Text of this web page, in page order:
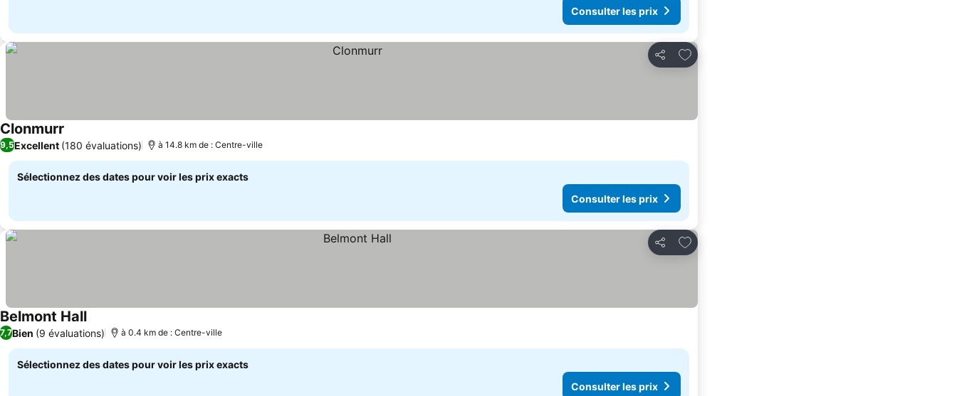
Consulter les prix
Partager
Ajouter à mes favoris
Clonmurr Consulter les prix
9,5Excellent (180 évaluations) à 14.8 km de : Centre-ville
Sélectionnez des dates pour voir les prix exacts
Consulter les prix
Partager
Ajouter à mes favoris
Belmont HallConsulter les prix
7,7Bien (9 évaluations) à 0.4 km de : Centre-ville
Sélectionnez des dates pour voir les prix exacts
Consulter les prix